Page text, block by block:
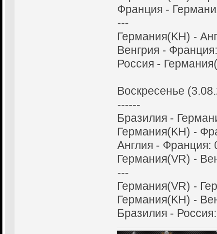
Франция -
---
Германия(KH) -
Венгрия -
Россия -
Воскресенье
------
Бразилия -
Германия(KH) -
Англия - Франция:
Германия(VR) -
---
Германия(VR) -
Германия(KH) -
Бразилия -